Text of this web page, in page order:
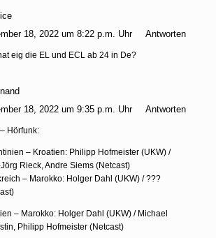
18, 2022 um 8:22 p.m. Uhr
Antworten
eig die EL und ECL ab 24 in De?
18, 2022 um 9:35 p.m. Uhr
Antworten
Hörfunk:
– Kroatien: Philipp Hofmeister (UKW) /
Rieck, Andre Siems (Netcast)
– Marokko: Holger Dahl (UKW) / ???
– Marokko: Holger Dahl (UKW) / Michael
Philipp Hofmeister (Netcast)